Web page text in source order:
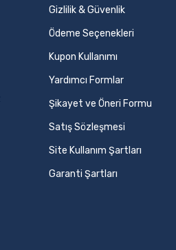
Gizlilik & Güvenlik
Ödeme Seçenekleri
Kupon Kullanımı
Yardımcı Formlar
Şikayet ve Öneri Formu
Satış Sözleşmesi
Site Kullanım Şartları
Garanti Şartları